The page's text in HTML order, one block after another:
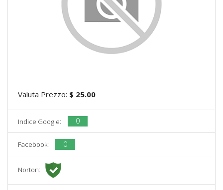
Valuta Prezzo: $ 25.00
Indice Google: 0
Facebook: 0
Norton: